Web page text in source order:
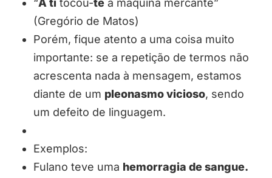
“A ti tocou-te a máquina mercante”
(Gregório de Matos)
Porém, fique atento a uma coisa muito
importante: se a repetição de termos não
acrescenta nada à mensagem, estamos
diante de um pleonasmo vicioso, sendo
um defeito de linguagem.
Exemplos:
Fulano teve uma hemorragia de sangue.